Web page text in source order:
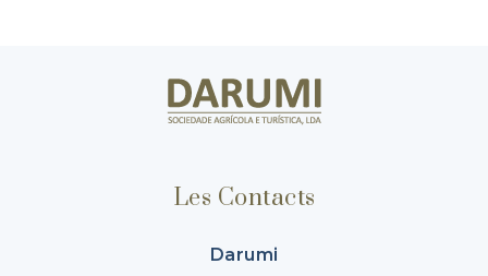
Les Contacts
Darumi